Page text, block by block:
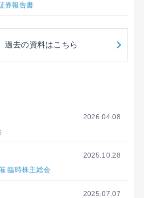
券報告書
過去の資料はこちら
2026.04.08
2025.10.28
臨時株主総会
2025.07.07